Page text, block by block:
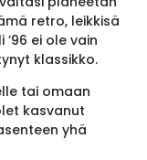
retro, leikkisä
ei ole vain
klassikko.
tai omaan
kasvanut
yhä